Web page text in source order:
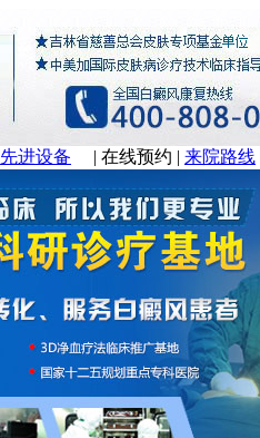
先进设备 | 在线预约 | 来院路线